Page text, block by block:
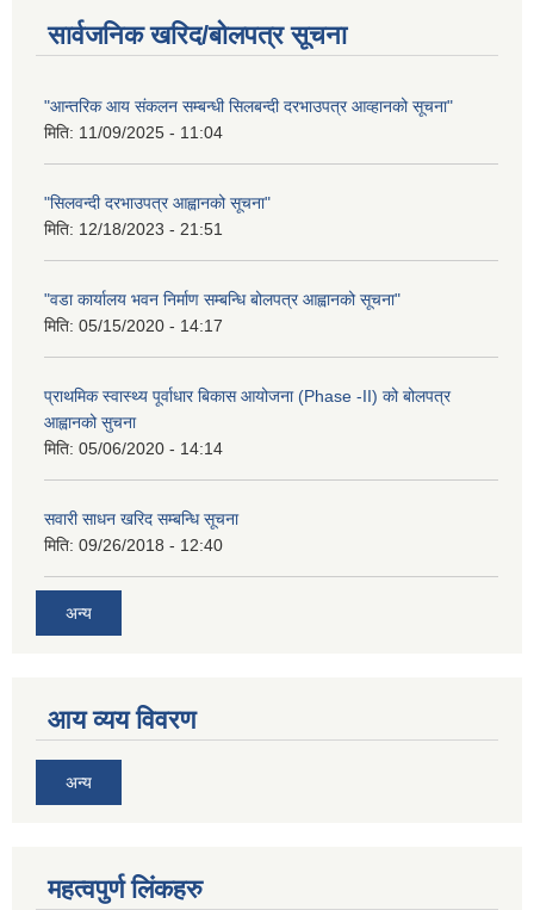
सार्वजनिक खरिद/बोलपत्र सूचना
"आन्तरिक आय संकलन सम्बन्धी सिलबन्दी दरभाउपत्र आव्हानको सूचना"
मिति: 11/09/2025 - 11:04
"सिलवन्दी दरभाउपत्र आह्वानको सूचना"
मिति: 12/18/2023 - 21:51
"वडा कार्यालय भवन निर्माण सम्बन्धि बोलपत्र आह्वानको सूचना"
मिति: 05/15/2020 - 14:17
प्राथमिक स्वास्थ्य पूर्वाधार बिकास आयोजना (Phase -II) को बोलपत्र
आह्वानको सुचना
मिति: 05/06/2020 - 14:14
सवारी साधन खरिद सम्बन्धि सूचना
मिति: 09/26/2018 - 12:40
अन्य
आय व्यय विवरण
अन्य
महत्वपुर्ण लिंकहरु